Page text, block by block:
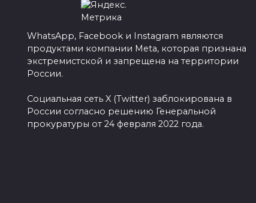
WhatsApp, Facebook и Instagram являются
продуктами компании Meta, которая признана
экстремистской и запрещена на территории
России.
Социальная сеть X (Twitter) заблокирована в
России согласно решению Генеральной
прокуратуры от 24 февраля 2022 года.